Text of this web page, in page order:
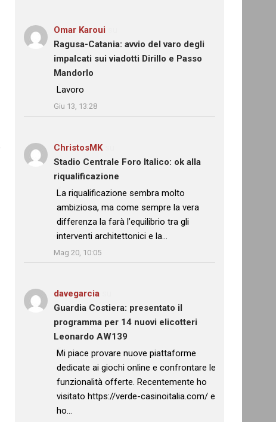
Omar Karoui
Ragusa-Catania: avvio del varo degli
impalcati sui viadotti Dirillo e Passo
Mandorlo
: “Lavoro
Giu 13, 13:28
ChristosMKsu
Stadio Centrale Foro Italico: ok alla
riqualificazione
: “La riqualificazione sembra molto
ambiziosa, ma come sempre la vera
differenza la farà l’equilibrio tra gli
interventi architettonici e la…
Mag 20, 10:05
davegarcia
Guardia Costiera: presentato il
programma per 14 nuovi elicotteri
Leonardo AW139
: “
Mi piace provare nuove piattaforme
dedicate ai giochi online e confrontare le
funzionalità offerte. Recentemente ho
visitato https://verde-casinoitalia.com/ e
ho…